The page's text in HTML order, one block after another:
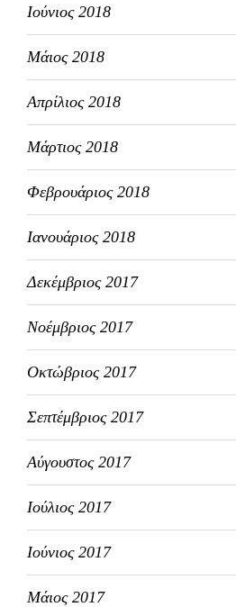
Ιούνιος 2018
Μάιος 2018
Απρίλιος 2018
Μάρτιος 2018
Φεβρουάριος 2018
Ιανουάριος 2018
Δεκέμβριος 2017
Νοέμβριος 2017
Οκτώβριος 2017
Σεπτέμβριος 2017
Αύγουστος 2017
Ιούλιος 2017
Ιούνιος 2017
Μάιος 2017